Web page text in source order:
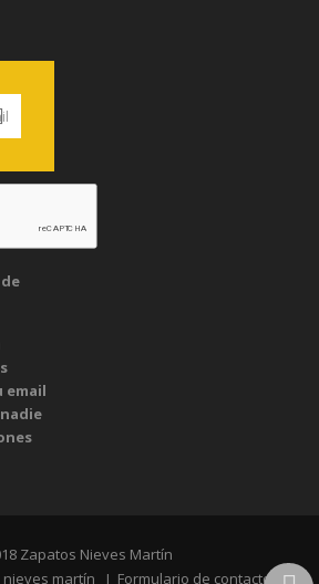
email
Zapatos Nieves Martín
nieves martín Formulario de contacto